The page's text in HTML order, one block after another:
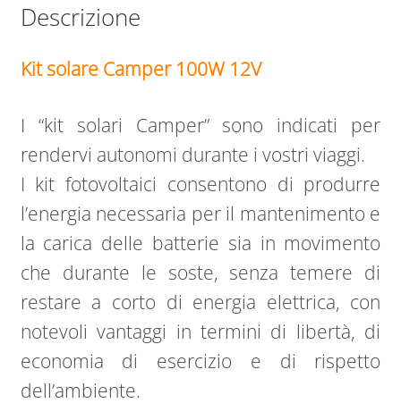
Descrizione
Kit solare Camper 100W 12V
I “kit solari Camper” sono indicati per
rendervi autonomi durante i vostri viaggi.
I kit fotovoltaici consentono di produrre
l’energia necessaria per il mantenimento e
la carica delle batterie sia in movimento
che durante le soste, senza temere di
restare a corto di energia elettrica, con
notevoli vantaggi in termini di libertà, di
economia di esercizio e di rispetto
dell’ambiente.